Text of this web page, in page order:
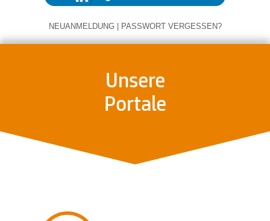
NEUANMELDUNG | PASSWORT VERGESSEN?
Unsere
Portale